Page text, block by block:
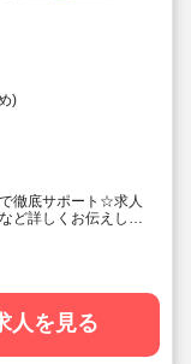
)
徹底サポート☆求人
ど詳しくお伝えしま
ていただいている法
、芝浦公園と大きな
がら思い切り遊ぶこ
択可。
人を見る